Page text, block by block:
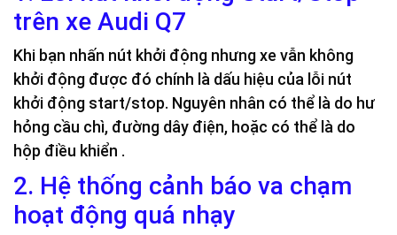
trên xe Audi Q7
Khi bạn nhấn nút khởi động nhưng xe vẫn không
khởi động được đó chính là dấu hiệu của lỗi nút
khởi động start/stop. Nguyên nhân có thể là do hư
hỏng cầu chì, đường dây điện, hoặc có thể là do
hộp điều khiển .
2. Hệ thống cảnh báo va chạm
hoạt động quá nhạy